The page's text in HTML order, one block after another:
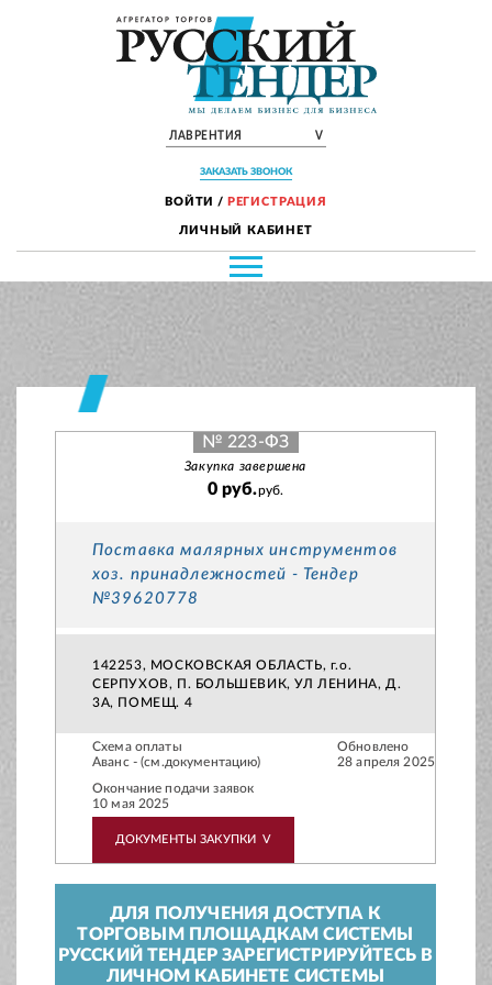
ЛАВРЕНТИЯ V
ЗАКАЗАТЬ ЗВОНОК
ВОЙТИ / РЕГИСТРАЦИЯ
ЛИЧНЫЙ КАБИНЕТ
№ 223-ФЗ
Закупка завершена
0 руб.руб.
Поставка малярных инструментов
хоз. принадлежностей - Тендер
№39620778
142253, МОСКОВСКАЯ ОБЛАСТЬ, г.о.
СЕРПУХОВ, П. БОЛЬШЕВИК, УЛ ЛЕНИНА, Д.
3А, ПОМЕЩ. 4
Схема оплаты
Аванс - (см.документацию)
Обновлено
28 апреля 2025
Окончание подачи заявок
10 мая 2025
ДОКУМЕНТЫ ЗАКУПКИ V
ДЛЯ ПОЛУЧЕНИЯ ДОСТУПА К
ТОРГОВЫМ ПЛОЩАДКАМ СИСТЕМЫ
РУССКИЙ ТЕНДЕР ЗАРЕГИСТРИРУЙТЕСЬ В
ЛИЧНОМ КАБИНЕТЕ СИСТЕМЫ